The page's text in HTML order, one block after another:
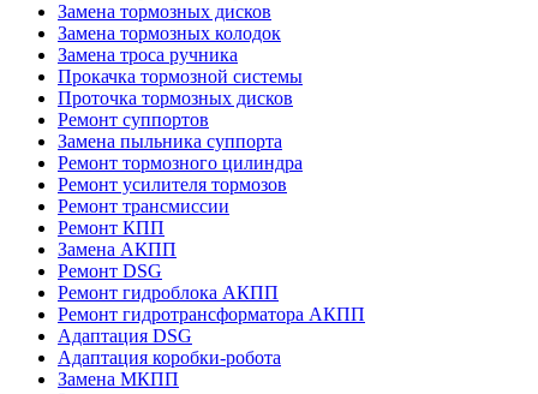
Замена тормозных дисков
Замена тормозных колодок
Замена троса ручника
Прокачка тормозной системы
Проточка тормозных дисков
Ремонт суппортов
Замена пыльника суппорта
Ремонт тормозного цилиндра
Ремонт усилителя тормозов
Ремонт трансмиссии
Ремонт КПП
Замена АКПП
Ремонт DSG
Ремонт гидроблока АКПП
Ремонт гидротрансформатора АКПП
Адаптация DSG
Адаптация коробки-робота
Замена МКПП